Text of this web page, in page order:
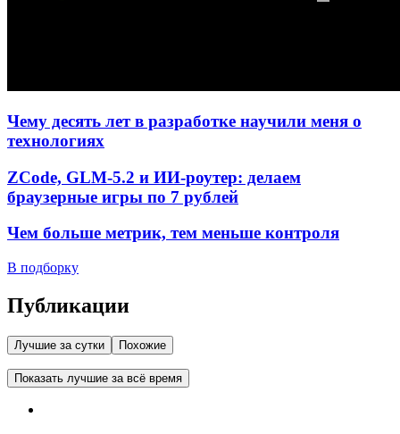
Чему десять лет в разработке научили меня о
технологиях
ZCode, GLM-5.2 и ИИ-роутер: делаем
браузерные игры по 7 рублей
Чем больше метрик, тем меньше контроля
В подборку
Публикации
Лучшие за сутки Похожие
Показать лучшие за всё время